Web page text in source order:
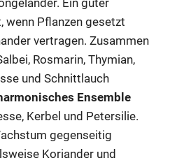
Ein guter
wenn Pflanzen gesetzt
vertragen. Zusammen
Rosmarin, Thymian,
und Schnittlauch
Ensemble
Kerbel und Petersilie.
gegenseitig
Koriander und